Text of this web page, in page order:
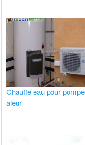
Chauffe eau pour
aleur